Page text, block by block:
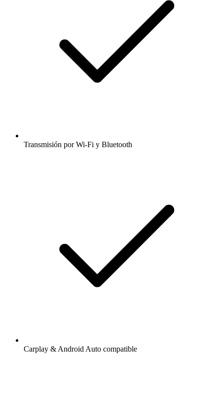
Transmisión por Wi-Fi y Bluetooth
Carplay & Android Auto compatible